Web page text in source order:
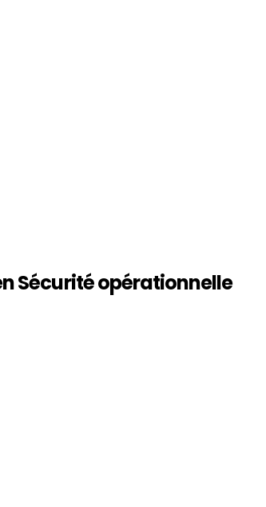
Sécurité opérationnelle